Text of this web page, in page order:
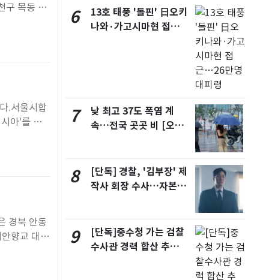
구 목동 아
에서 최약
.서울시합
아'를 공
식을 선
경북 안동
향교 대성
를 받는
6
13호 태풍 '돌핀' 日오키
나와·가고시마현 접
7
낮 최고 37도 폭염 계
속…전국 곳곳 비 [오늘
8
[단독] 경찰, '김부장' 제
작사 회장 수사…자본시
9
[단독]중수청 가는 검찰
수사관 경력 합산 추